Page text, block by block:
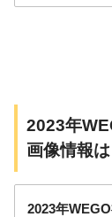
2023年
画像情報は
2023年